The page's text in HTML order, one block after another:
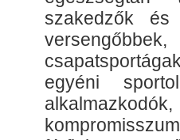
szakedzők és
egyéni